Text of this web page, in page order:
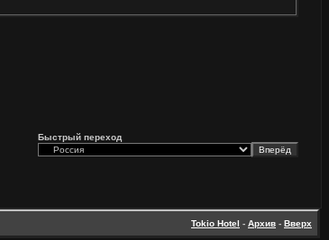
Быстрый переход
Tokio Hotel - Архив - Вверх